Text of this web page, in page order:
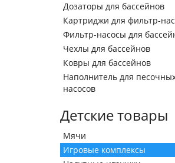
Дозаторы для бассейнов
Картриджи для фильтр-
Фильтр-насосы для
Чехлы для бассейнов
Ковры для бассейнов
Наполнитель для
насосов
Детские товары
Мячи
Игровые комплексы